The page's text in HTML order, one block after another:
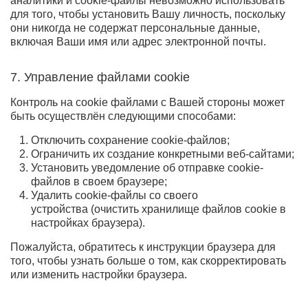
для того, чтобы установить Вашу личность, поскольку
они никогда не содержат персональные данные,
включая Ваши имя или адрес электронной почты.
7. Управление файлами cookie
Контроль на cookie файлами с Вашей стороны может
быть осуществлён следующими способами:
Отключить сохранение cookie-файлов;
Ограничить их создание конкретными веб-сайтами;
Установить уведомление об отправке cookie-
файлов в своем браузере;
Удалить cookie-файлы со своего
устройства (очистить хранилище файлов cookie в
настройках браузера).
Пожалуйста, обратитесь к инструкции браузера для
того, чтобы узнать больше о том, как скорректировать
или изменить настройки браузера.